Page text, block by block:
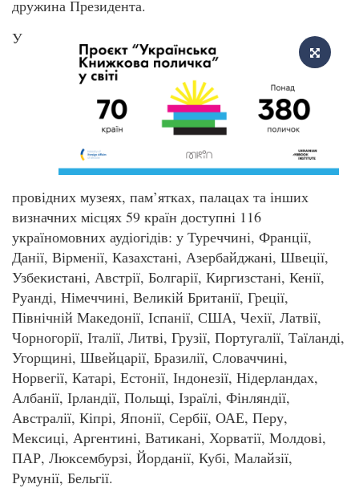
дружина Президента.
У
провідних музеях, пам’ятках, палацах та інших
визначних місцях 59 країн доступні 116
україномовних аудіогідів: у Туреччині, Франції,
Данії, Вірменії, Казахстані, Азербайджані, Швеції,
Узбекистані, Австрії, Болгарії, Киргизстані, Кенії,
Руанді, Німеччині, Великій Британії, Греції,
Північній Македонії, Іспанії, США, Чехії, Латвії,
Чорногорії, Італії, Литві, Грузії, Португалії, Таїланді,
Угорщині, Швейцарії, Бразилії, Словаччині,
Норвегії, Катарі, Естонії, Індонезії, Нідерландах,
Албанії, Ірландії, Польщі, Ізраїлі, Фінляндії,
Австралії, Кіпрі, Японії, Сербії, ОАЕ, Перу,
Мексиці, Аргентині, Ватикані, Хорватії, Молдові,
ПАР, Люксембурзі, Йорданії, Кубі, Малайзії,
Румунії, Бельгії.